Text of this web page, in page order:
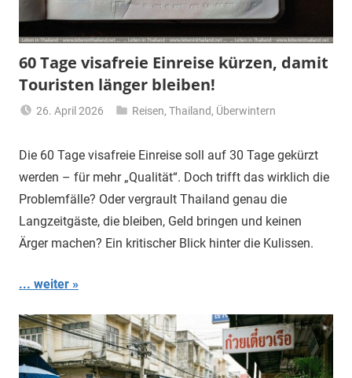
60 Tage visafreie Einreise kürzen, damit
Touristen länger bleiben!
26. April 2026
Reisen,Thailand, Überwintern
Die 60 Tage visafreie Einreise soll auf 30 Tage gekürzt
werden – für mehr „Qualität“. Doch trifft das wirklich die
Problemfälle? Oder vergrault Thailand genau die
Langzeitgäste, die bleiben, Geld bringen und keinen
Ärger machen? Ein kritischer Blick hinter die Kulissen.
... weiter